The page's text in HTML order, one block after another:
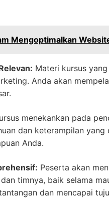
Mengoptimalkan
Materi kursus
Anda akan
menekankan pada
dan keterampilan
Anda.
Peserta akan
timnya, baik selama
dan mencapai